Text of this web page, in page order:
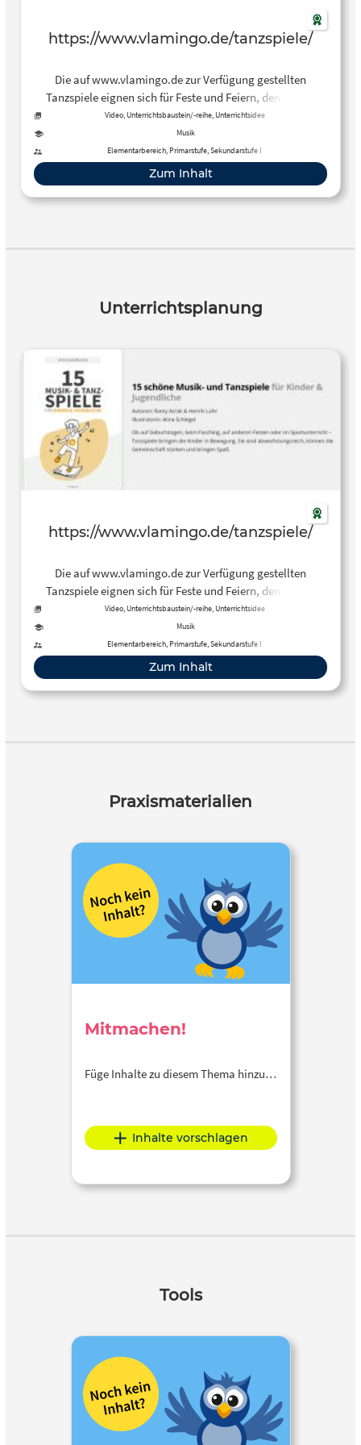
https://www.vlamingo.de/tanzspiele/
Die auf www.vlamingo.de zur Verfügung gestellten
Tanzspiele eignen sich für Feste und Feiern, den Musik-
oder Sportunterricht, um Kinder mit Spaß in Bewegung zu
Kinder unterschiedlicher Altersstufen – vom Kindergarten
bis zur Sekundarstufe I. – geeignet.
Video, Unterrichtsbaustein/-reihe, Unterrichtsidee
Musik
Elementarbereich, Primarstufe, Sekundarstufe I
Zum Inhalt
Unterrichtsplanung
https://www.vlamingo.de/tanzspiele/
Die auf www.vlamingo.de zur Verfügung gestellten
Tanzspiele eignen sich für Feste und Feiern, den Musik-
oder Sportunterricht, um Kinder mit Spaß in Bewegung zu
Kinder unterschiedlicher Altersstufen – vom Kindergarten
bis zur Sekundarstufe I. – geeignet.
Video, Unterrichtsbaustein/-reihe, Unterrichtsidee
Musik
Elementarbereich, Primarstufe, Sekundarstufe I
Zum Inhalt
Praxismaterialien
Mitmachen!
Füge Inhalte zu diesem Thema hinzu…
Inhalte vorschlagen
Tools